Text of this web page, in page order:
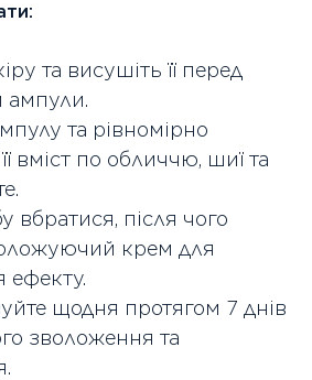
та висушіть її перед
ампули.
та рівномірно
вміст по обличчю, шиї та
вбратися, після чого
крем для
ефекту.
щодня протягом 7 днів
зволоження та